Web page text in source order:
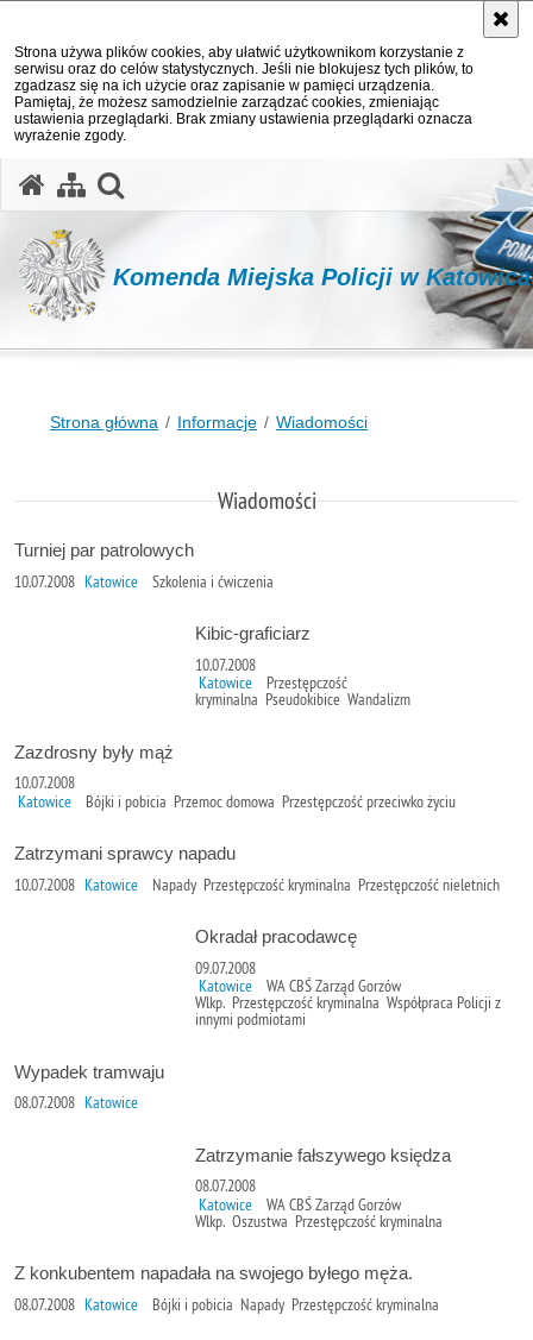
Strona używa plików cookies, aby ułatwić użytkownikom korzystanie z
serwisu oraz do celów statystycznych. Jeśli nie blokujesz tych plików, to
zgadzasz się na ich użycie oraz zapisanie w pamięci urządzenia.
Pamiętaj, że możesz samodzielnie zarządzać cookies, zmieniając
ustawienia przeglądarki. Brak zmiany ustawienia przeglądarki oznacza
wyrażenie zgody.
Komenda Miejska Policji w
Strona główna Informacje Wiadomości
Wiadomości
Turniej par patrolowych
10.07.2008 Katowice Szkolenia i ćwiczenia
Kibic-graficiarz
10.07.2008
Katowice Przestępczość
kryminalna Pseudokibice Wandalizm
Zazdrosny były mąż
10.07.2008
Katowice Bójki i pobicia Przemoc domowa Przestępczość przeciwko życiu
Zatrzymani sprawcy napadu
10.07.2008 Katowice Napady Przestępczość kryminalna Przestępczość nieletnich
Okradał pracodawcę
09.07.2008
Katowice WA CBŚ Zarząd Gorzów
Wlkp. Przestępczość kryminalna Współpraca Policji z
innymi podmiotami
Wypadek tramwaju
08.07.2008 Katowice
Zatrzymanie fałszywego księdza
08.07.2008
Katowice WA CBŚ Zarząd Gorzów
Wlkp. Oszustwa Przestępczość kryminalna
Z konkubentem napadała na swojego byłego męża.
08.07.2008 Katowice Bójki i pobicia Napady Przestępczość kryminalna